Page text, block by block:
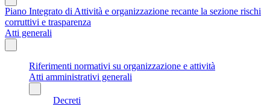
Piano Integrato di Attività e organizzazione recante la sezione rischi
corruttivi e trasparenza
Atti generali
Riferimenti normativi su organizzazione e attività
Atti amministrativi generali
Decreti